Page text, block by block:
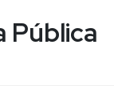
Pública